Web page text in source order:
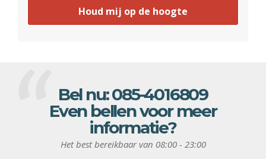
Houd mij op de hoogte
Bel nu:085-4016809
Even bellen voor meer
informatie?
Het best bereikbaar van 08:00 - 23:00